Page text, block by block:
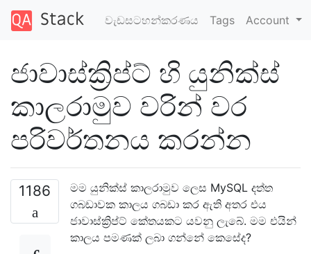
වැඩසටහන්කරණය Tags Account
ජාවාස්ක්‍රිප්ට් හි යුනික්ස්
කාලරාමුව වරින් වර
පරිවර්තනය කරන්න
1186
මම යුනික්ස් කාලරාමුව ලෙස MySQL දත්ත
ගබඩාවක කාලය ගබඩා කර ඇති අතර එය
ජාවාස්ක්‍රිප්ට් කේතයකට යවනු ලැබේ. මම එයින්
කාලය පමණක් ලබා ගන්නේ කෙසේද?